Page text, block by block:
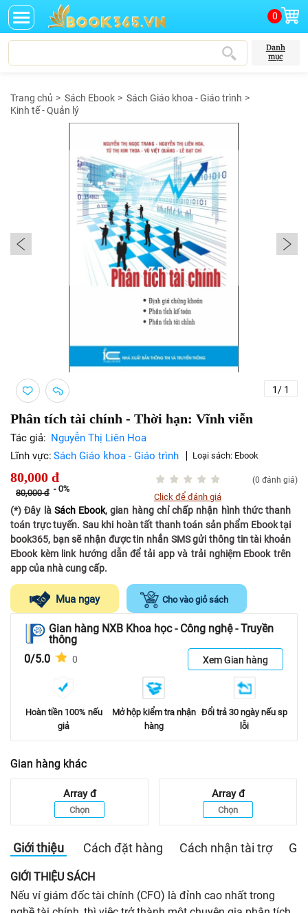
0
Danh
mục
Trang chủ> Sách Ebook> Sách Giáo khoa - Giáo trình>
Kinh tế - Quản lý
1 / 1
Phân tích tài chính - Thời hạn: Vĩnh viễn
Tác giả: Nguyễn Thị Liên Hoa
Lĩnh vực: Sách Giáo khoa - Giáo trình Loại sách: Ebook
80,000 đ
80,000 đ - 0%
(0 đánh giá)
Click để đánh giá
(*) Đây là Sách Ebook, gian hàng chỉ chấp nhận hình thức thanh
toán trực tuyến. Sau khi hoàn tất thanh toán sản phẩm Ebook tại
book365, bạn sẽ nhận được tin nhắn SMS gửi thông tin tài khoản
Ebook kèm link hướng dẫn để tải app và trải nghiệm Ebook trên
app của nhà cung cấp.
Mua ngay Cho vào giỏ sách
Gian hàng NXB Khoa học - Công nghệ - Truyền
thông
0/5.0
0 Xem Gian hàng
Hoàn tiền 100% nếu
giả
Mở hộp kiểm tra nhận
hàng
Đổi trả 30 ngày nếu sp
lỗi
Gian hàng khác
Arrayđ
Chọn
Arrayđ
Chọn
Giới thiệu Cách đặt hàng Cách nhận tài trợ
GIỚI THIỆU SÁCH
Nếu ví giám đốc tài chính (CFO) là đỉnh cao nhất trong